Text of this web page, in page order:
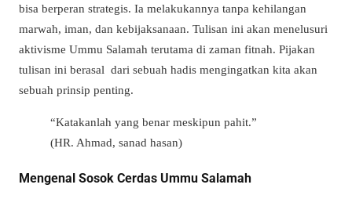
bisa berperan strategis. Ia melakukannya tanpa kehilangan
marwah, iman, dan kebijaksanaan. Tulisan ini akan menelusuri
aktivisme Ummu Salamah terutama di zaman fitnah. Pijakan
tulisan ini berasal dari sebuah hadis mengingatkan kita akan
sebuah prinsip penting.
“Katakanlah yang benar meskipun pahit.”
(HR. Ahmad, sanad hasan)
Mengenal Sosok Cerdas Ummu Salamah